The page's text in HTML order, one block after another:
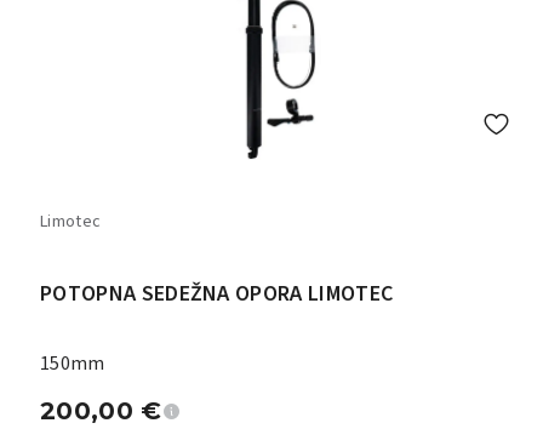
Limotec
POTOPNA SEDEŽNA OPORA LIMOTEC
150mm
200,00 €